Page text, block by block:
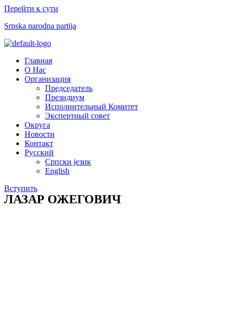
Перейти к сути
Srpska narodna partija
МенюГлавная
О Нас
Организация
Председатель
Президиум
Исполнительный Комитет
Экспертный совет​
Округа
Новости
Контакт
Русский
Српски језик
English
Вступить
ЛАЗАР ОЖЕГОВИЧ